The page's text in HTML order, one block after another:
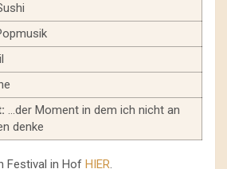
…der Moment in dem ich nicht an
denke
Festival in Hof HIER.